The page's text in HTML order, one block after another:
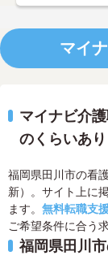
マイ
マイナビ介
のくらいあ
福岡県田川市の看
新）。サイト上に
ます。 無料転職支
ご希望条件に合う
福岡県田川